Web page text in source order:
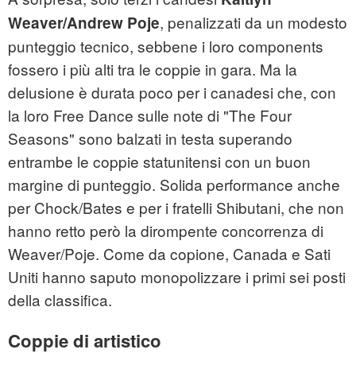
Weaver/Andrew Poje, penalizzati da un modesto
punteggio tecnico, sebbene i loro components
fossero i più alti tra le coppie in gara. Ma la
delusione è durata poco per i canadesi che, con
la loro Free Dance sulle note di "The Four
Seasons" sono balzati in testa superando
entrambe le coppie statunitensi con un buon
margine di punteggio. Solida performance anche
per Chock/Bates e per i fratelli Shibutani, che non
hanno retto però la dirompente concorrenza di
Weaver/Poje. Come da copione, Canada e Sati
Uniti hanno saputo monopolizzare i primi sei posti
della classifica.
Coppie di artistico